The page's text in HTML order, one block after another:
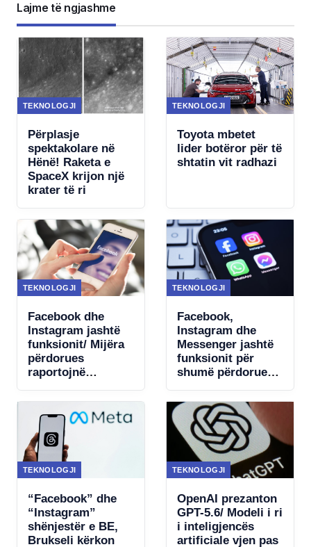
Lajme të ngjashme
TEKNOLOGJI
Përplasje
spektakolare në
Hënë! Raketa e
SpaceX krijon një
krater të ri
TEKNOLOGJI
Toyota mbetet
lider botëror për të
shtatin vit radhazi
TEKNOLOGJI
Facebook dhe
Instagram jashtë
funksionit/ Mijëra
përdorues
raportojnë
mbarë botën
TEKNOLOGJI
Facebook,
Instagram dhe
Messenger jashtë
funksionit për
shumë përdorues/
probleme në disa
vende
TEKNOLOGJI
“Facebook” dhe
“Instagram”
shënjestër e BE,
Brukseli kërkon
TEKNOLOGJI
OpenAI prezanton
GPT-5.6/ Modeli i ri
i inteligjencës
artificiale vjen pas